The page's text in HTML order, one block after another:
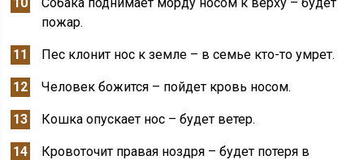
пожар.
Пес клонит нос к земле – в семье кто-то умрет.
Человек божится – пойдет кровь носом.
Кошка опускает нос – будет ветер.
Кровоточит правая ноздря – будет потеря в